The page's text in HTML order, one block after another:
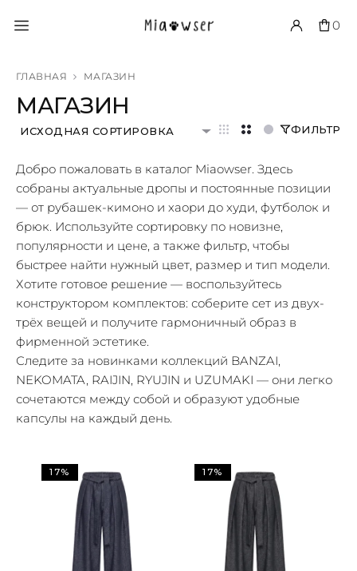
0
ГЛАВНАЯ МАГАЗИН
МАГАЗИН
ИСХОДНАЯ СОРТИРОВКА ФИЛЬТР
Добро пожаловать в каталог Miaowser. Здесь
собраны актуальные дропы и постоянные позиции
— от рубашек-кимоно и хаори до худи, футболок и
брюк. Используйте сортировку по новизне,
популярности и цене, а также фильтр, чтобы
быстрее найти нужный цвет, размер и тип модели.
Хотите готовое решение — воспользуйтесь
конструктором комплектов: соберите сет из двух-
трёх вещей и получите гармоничный образ в
фирменной эстетике.
Следите за новинками коллекций BANZAI,
NEKOMATA, RAIJIN, RYUJIN и UZUMAKI — они легко
сочетаются между собой и образуют удобные
капсулы на каждый день.
17% 17%